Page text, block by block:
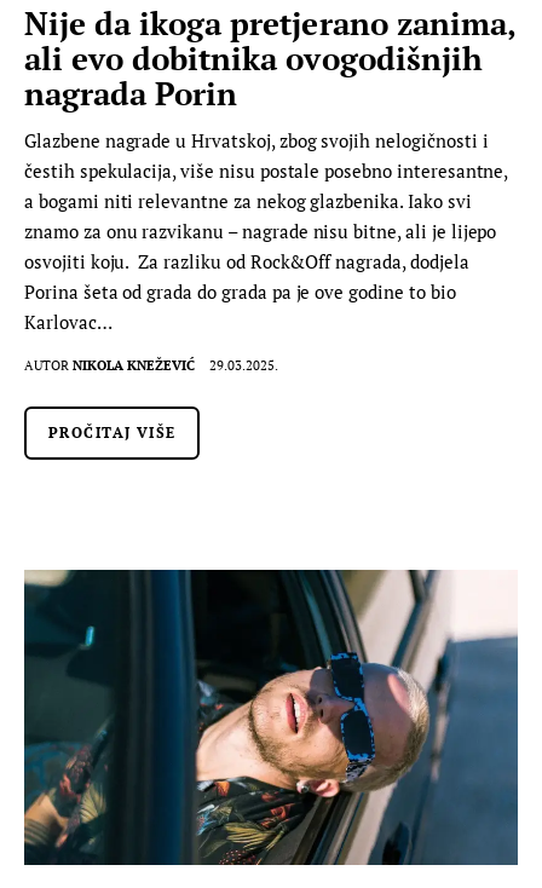
Nije da ikoga pretjerano zanima,
ali evo dobitnika ovogodišnjih
nagrada Porin
Glazbene nagrade u Hrvatskoj, zbog svojih nelogičnosti i
čestih spekulacija, više nisu postale posebno interesantne,
a bogami niti relevantne za nekog glazbenika. Iako svi
znamo za onu razvikanu – nagrade nisu bitne, ali je lijepo
osvojiti koju. Za razliku od Rock&Off nagrada, dodjela
Porina šeta od grada do grada pa je ove godine to bio
Karlovac…
AUTOR NIKOLA KNEŽEVIĆ 29.03.2025.
PROČITAJ VIŠE